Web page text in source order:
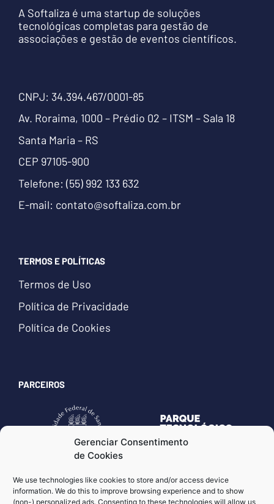
Gerenciar Consentimento
de Cookies
We use technologies like cookies to store and/or access device
information. We do this to improve browsing experience and to show
(non-) personalized ads. Consenting to these technologies will allow us
A Softaliza é uma startup de soluções
tecnológicas completas para gestão de
associações e gestão de eventos científicos.
CNPJ: 34.394.467/0001-85
Av. Roraima, 1000 – Prédio 02 – ITSM – Sala 18
Santa Maria – RS
CEP 97105-900
Telefone: (55) 992 133 632
E-mail: contato@softaliza.com.br
TERMOS E POLÍTICAS
Termos de Uso
Política de Privacidade
Política de Cookies
PARCEIROS